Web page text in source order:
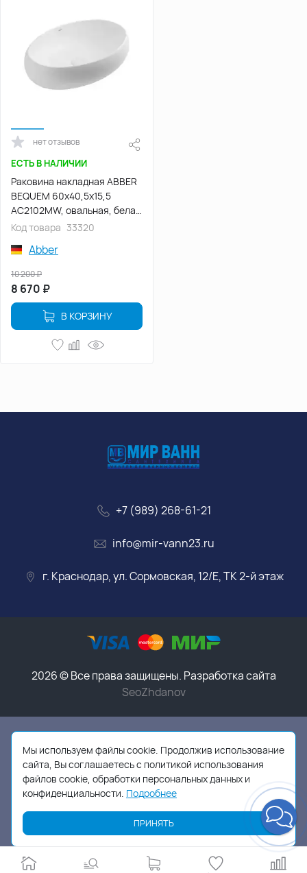
нет отзывов
ЕСТЬ В НАЛИЧИИ
Раковина накладная ABBER
BEQUEM 60х40,5х15,5
AC2102MW, овальная, белая
матовая
Код товара 33320
Abber
8 670 ₽
10 200₽
В КОРЗИНУ
+7 (989) 268-61-21
info@mir-vann23.ru
г. Краснодар, ул. Сормовская, 12/Е, ТК 2-й этаж
2026 © Все права защищены. Разработка сайта
SeoZhdanov
Данный интернет-магазин носит исключительно
информационный характер и ни при каких условиях
информационные материалы, размеры, фото и цены
сайта не являются публичной офертой, в соответствии
с пунктом 2 статьи 437 ГК РФ
Мы используем файлы cookie. Продолжив использование
сайта, Вы соглашаетесь с политикой использования
файлов cookie, обработки персональных данных и
конфиденциальности. Подробнее
ПРИНЯТЬ